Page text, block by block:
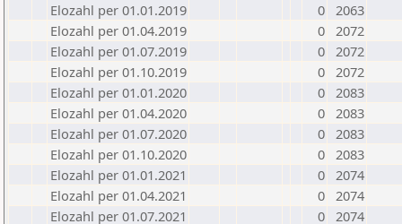
Elozahl per 01.01.2019
0 2063
Elozahl per 01.04.2019
0 2072
Elozahl per 01.07.2019
0 2072
Elozahl per 01.10.2019
0 2072
Elozahl per 01.01.2020
0 2083
Elozahl per 01.04.2020
0 2083
Elozahl per 01.07.2020
0 2083
Elozahl per 01.10.2020
0 2083
Elozahl per 01.01.2021
0 2074
Elozahl per 01.04.2021
0 2074
Elozahl per 01.07.2021
0 2074